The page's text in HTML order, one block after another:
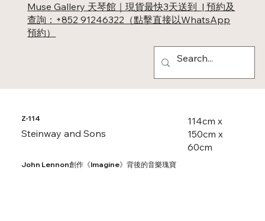
Muse Gallery 天琴館｜現貨最快3天送到 | 預約及
查詢：+852 91246322（點擊直接以WhatsApp
預約）
Z-114
Steinway and Sons
John Lennon創作《Imagine》背後的音樂瑰寶
114cm x
150cm x
60cm